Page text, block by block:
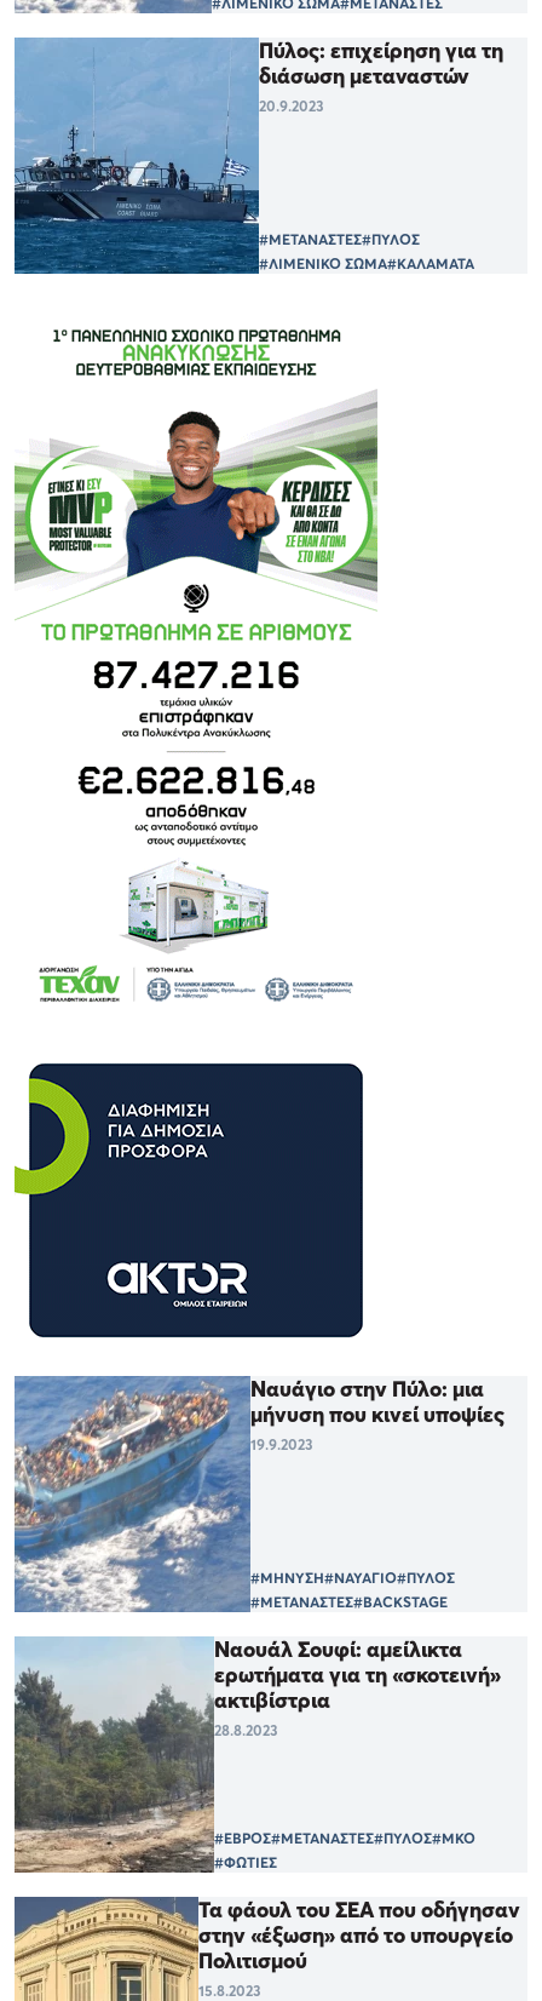
Πύλος: επιχείρηση για τη
διάσωση μεταναστών
20.9.2023
#ΜΕΤΑΝΑΣΤΕΣ#ΠΥΛΟΣ
#ΛΙΜΕΝΙΚΟ ΣΩΜΑ#ΚΑΛΑΜΑΤΑ
Ναυάγιο στην Πύλο: μια
μήνυση που κινεί υποψίες
19.9.2023
#ΜΗΝΥΣΗ#ΝΑΥΑΓΙΟ#ΠΥΛΟΣ
#ΜΕΤΑΝΑΣΤΕΣ#BACKSTAGE
Ναουάλ Σουφί: αμείλικτα
ερωτήματα για τη «σκοτεινή»
ακτιβίστρια
28.8.2023
#ΕΒΡΟΣ#ΜΕΤΑΝΑΣΤΕΣ#ΠΥΛΟΣ#ΜΚΟ
#ΦΩΤΙΕΣ
Τα φάουλ του ΣΕΑ που οδήγησαν
στην «έξωση» από το υπουργείο
Πολιτισμού
15.8.2023